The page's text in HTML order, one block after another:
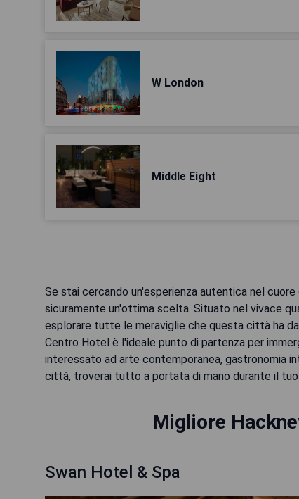
W London
Middle Eight
Se stai cercando un'esperienza autentica nel
sicuramente un'ottima scelta. Situato nel vivace
esplorare tutte le meraviglie che questa città ha
Centro Hotel è l'ideale punto di partenza per
interessato ad arte contemporanea, gastronomia
città, troverai tutto a portata di mano durante il
Migliore
Swan Hotel & Spa